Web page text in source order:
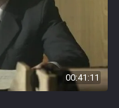
00:41:11